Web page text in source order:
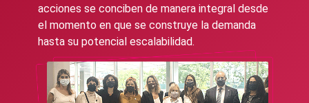
acciones se conciben de manera integral desde
el momento en que se construye la demanda
hasta su potencial escalabilidad.